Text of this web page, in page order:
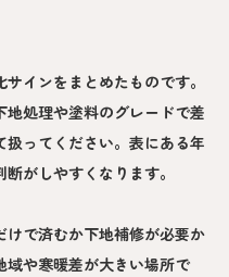
インをまとめたものです。
処理や塗料のグレードで差
ってください。表にある年
がしやすくなります。
で済むか下地補修が必要か
域や寒暖差が大きい場所で